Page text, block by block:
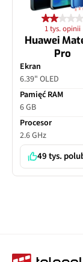
1 tys. opinii
Huawei
Pro
Ekran
6.39" OLED
Pamięć RAM
6 GB
Procesor
2.6 GHz
49 tys.